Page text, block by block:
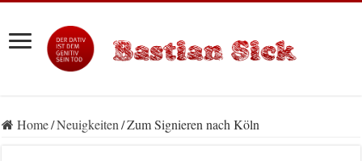
Home/Neuigkeiten/Zum Signieren nach Köln